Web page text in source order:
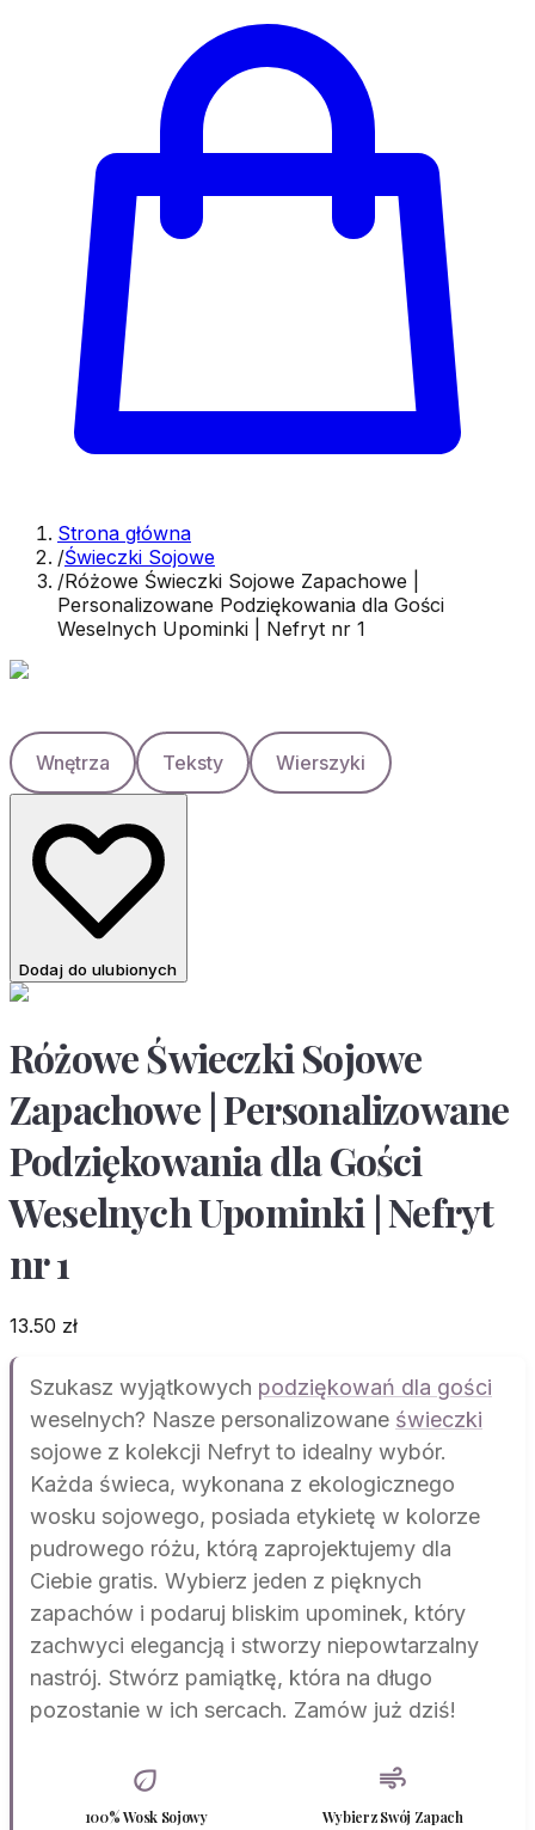
Strona główna
/Świeczki Sojowe
/Różowe Świeczki Sojowe Zapachowe |
Personalizowane Podziękowania dla Gości
Weselnych Upominki | Nefryt nr 1
Wnętrza Teksty Wierszyki
Dodaj do ulubionych
Różowe Świeczki Sojowe
Zapachowe | Personalizowane
Podziękowania dla Gości
Weselnych Upominki | Nefryt
nr 1
13.50 zł
Szukasz wyjątkowych podziękowań dla gości
weselnych? Nasze personalizowane świeczki
sojowe z kolekcji Nefryt to idealny wybór.
Każda świeca, wykonana z ekologicznego
wosku sojowego, posiada etykietę w kolorze
pudrowego różu, którą zaprojektujemy dla
Ciebie gratis. Wybierz jeden z pięknych
zapachów i podaruj bliskim upominek, który
zachwyci elegancją i stworzy niepowtarzalny
nastrój. Stwórz pamiątkę, która na długo
pozostanie w ich sercach. Zamów już dziś!
eco
100% Wosk Sojowy
air
Wybierz Swój Zapach